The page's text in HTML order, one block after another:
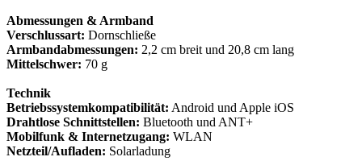
Abmessungen & Armband
Verschlussart: Dornschließe
Armbandabmessungen: 2,2 cm breit und 20,8 cm lang
Mittelschwer: 70 g
Technik
Betriebssystemkompatibilität: Android und Apple iOS
Drahtlose Schnittstellen: Bluetooth und ANT+
Mobilfunk & Internetzugang: WLAN
Netzteil/Aufladen: Solarladung